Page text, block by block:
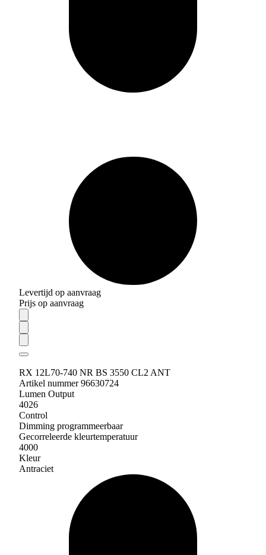
Levertijd op aanvraag
Prijs op aanvraag
RX 12L70-740 NR BS 3550 CL2 ANT
Artikel nummer 96630724
Lumen Output
4026
Control
Dimming programmeerbaar
Gecorreleerde kleurtemperatuur
4000
Kleur
Antraciet